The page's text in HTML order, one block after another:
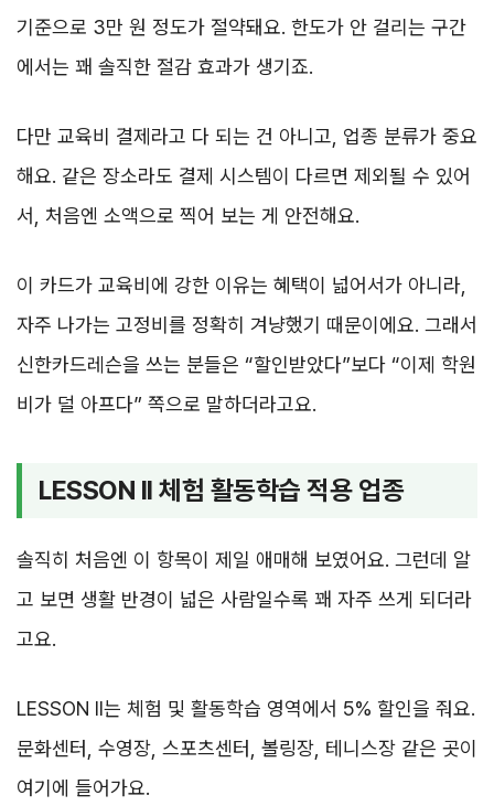
기준으로 3만 원 정도가 절약돼요. 한도가 안 걸리는 구간
에서는 꽤 솔직한 절감 효과가 생기죠.
다만 교육비 결제라고 다 되는 건 아니고, 업종 분류가 중요
해요. 같은 장소라도 결제 시스템이 다르면 제외될 수 있어
서, 처음엔 소액으로 찍어 보는 게 안전해요.
이 카드가 교육비에 강한 이유는 혜택이 넓어서가 아니라,
자주 나가는 고정비를 정확히 겨냥했기 때문이에요. 그래서
신한카드레슨을 쓰는 분들은 “할인받았다”보다 “이제 학원
비가 덜 아프다” 쪽으로 말하더라고요.
LESSON II 체험 활동학습 적용 업종
솔직히 처음엔 이 항목이 제일 애매해 보였어요. 그런데 알
고 보면 생활 반경이 넓은 사람일수록 꽤 자주 쓰게 되더라
고요.
LESSON II는 체험 및 활동학습 영역에서 5% 할인을 줘요.
문화센터, 수영장, 스포츠센터, 볼링장, 테니스장 같은 곳이
여기에 들어가요.